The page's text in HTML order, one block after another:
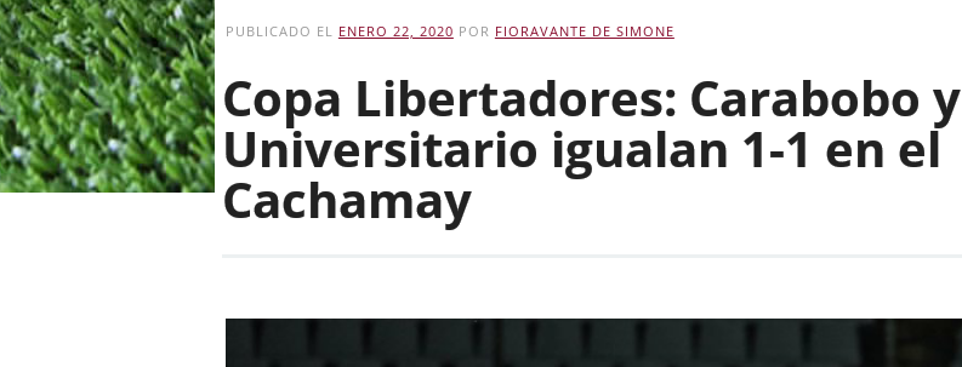
PUBLICADO EL ENERO 22, 2020 POR FIORAVANTE DE SIMONE
Copa Libertadores: Carabobo y
Universitario igualan 1-1 en el
Cachamay